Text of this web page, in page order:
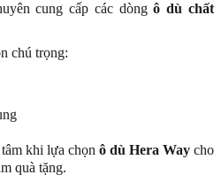
cung cấp các dòngô dù chất
chú trọng:
khi lựa chọn ô dù Hera Way cho
quà tặng.